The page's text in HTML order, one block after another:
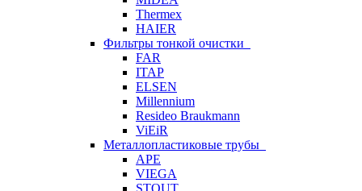
Thermex
HAIER
Фильтры тонкой очистки
FAR
ITAP
ELSEN
Millennium
Resideo Braukmann
ViEiR
Металлопластиковые трубы
APE
VIEGA
STOUT